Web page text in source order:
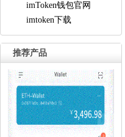
imToken钱包官网
imtoken下载
推荐产品